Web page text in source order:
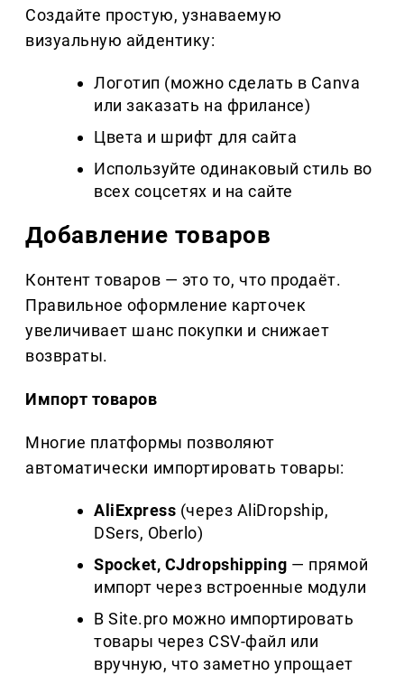
Создайте простую, узнаваемую
визуальную айдентику:
Логотип (можно сделать в Canva
или заказать на фрилансе)
Цвета и шрифт для сайта
Используйте одинаковый стиль во
всех соцсетях и на сайте
Добавление товаров
Контент товаров — это то, что продаёт.
Правильное оформление карточек
увеличивает шанс покупки и снижает
возвраты.
Импорт товаров
Многие платформы позволяют
автоматически импортировать товары:
AliExpress (через AliDropship,
DSers, Oberlo)
Spocket, CJdropshipping — прямой
импорт через встроенные модули
В Site.pro можно импортировать
товары через CSV-файл или
вручную, что заметно упрощает